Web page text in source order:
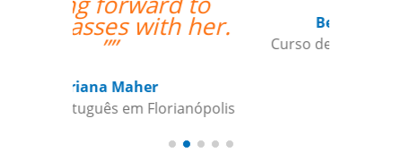
Beatris Castro
Curso de Italiano em Santos